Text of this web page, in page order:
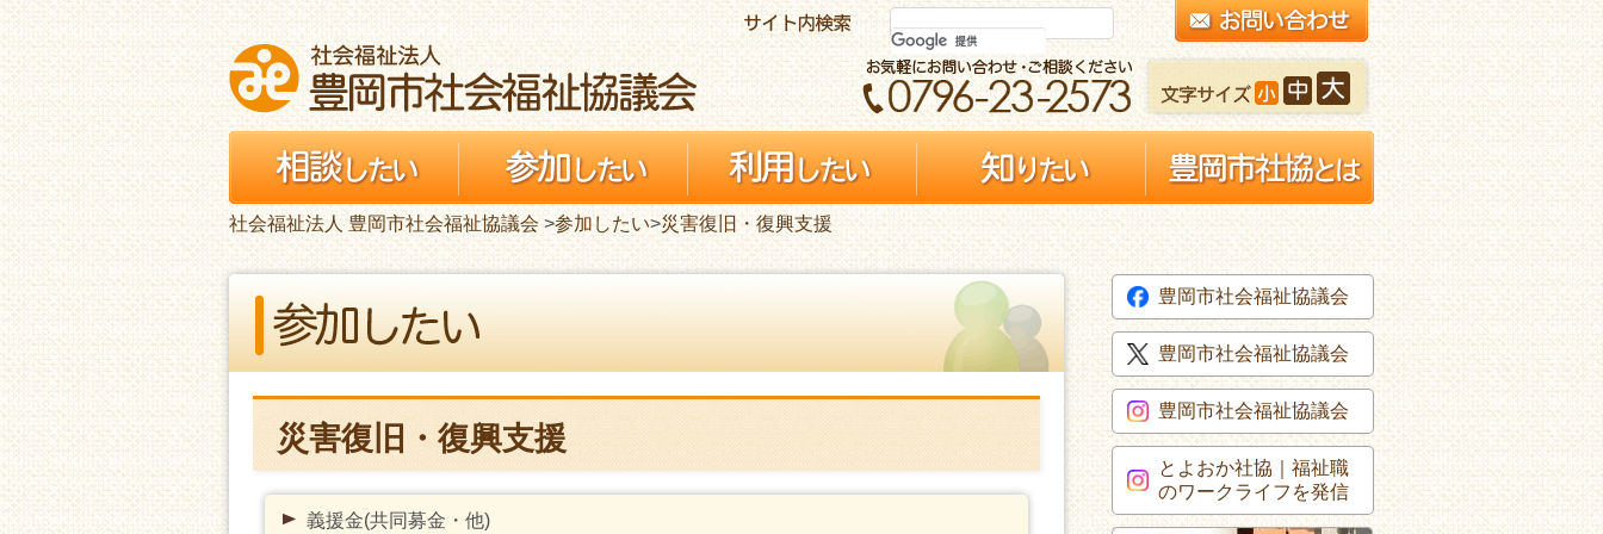
社会福祉法人 豊岡市社会福祉協議会>参加したい>災害復旧・復興支援
災害復旧・復興支援
義援金(共同募金・他)
豊岡市社会福祉協議会
豊岡市社会福祉協議会
豊岡市社会福祉協議会
とよおか社協｜福祉職
のワークライフを発信